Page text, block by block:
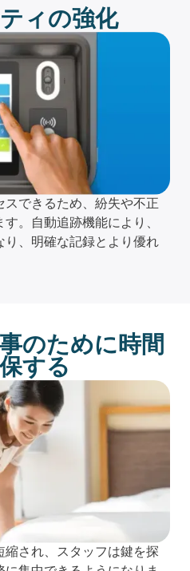
ィの強化
できるため、紛失や不正
。自動追跡機能により、
り、明確な記録とより優れ
のために時間
する
され、スタッフは鍵を探